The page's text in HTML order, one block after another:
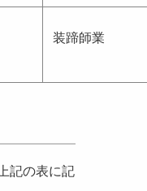
装蹄師業
記の表に記